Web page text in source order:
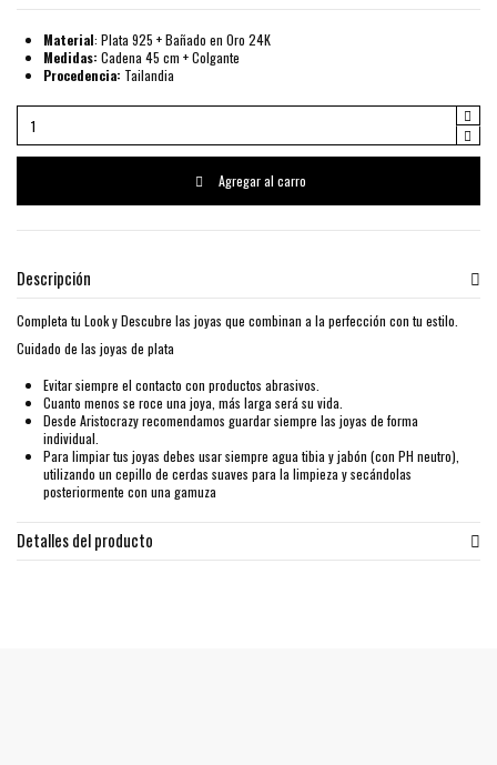
Material: Plata 925 + Bañado en Oro 24K
Medidas: Cadena 45 cm + Colgante
Procedencia: Tailandia
Agregar al carro
Descripción
Completa tu Look y Descubre las joyas que combinan a la perfección con tu estilo.
Cuidado de las joyas de plata
Evitar siempre el contacto con productos abrasivos.
Cuanto menos se roce una joya, más larga será su vida.
Desde Aristocrazy recomendamos guardar siempre las joyas de forma
individual.
Para limpiar tus joyas debes usar siempre agua tibia y jabón (con PH neutro),
utilizando un cepillo de cerdas suaves para la limpieza y secándolas
posteriormente con una gamuza
Detalles del producto